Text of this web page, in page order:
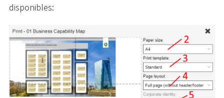
disponibles: